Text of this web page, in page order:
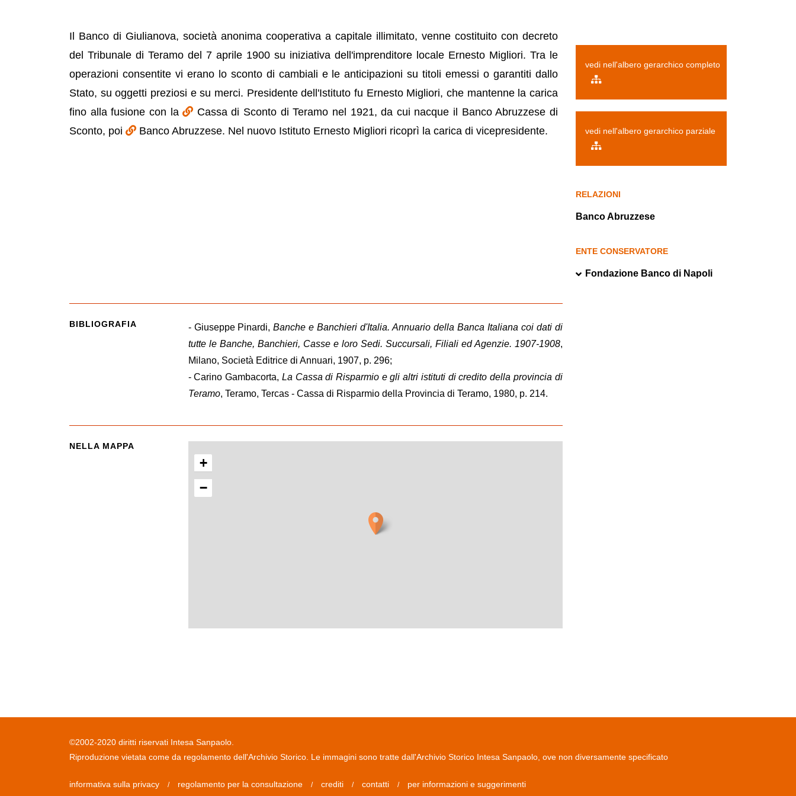
Il Banco di Giulianova, società anonima cooperativa a capitale illimitato, venne costituito con decreto
del Tribunale di Teramo del 7 aprile 1900 su iniziativa dell'imprenditore locale Ernesto Migliori. Tra le
operazioni consentite vi erano lo sconto di cambiali e le anticipazioni su titoli emessi o garantiti dallo
Stato, su oggetti preziosi e su merci. Presidente dell'Istituto fu Ernesto Migliori, che mantenne la carica
fino alla fusione con la
Cassa di Sconto di Teramo nel 1921, da cui nacque il Banco Abruzzese di
Sconto, poi
Banco Abruzzese. Nel nuovo Istituto Ernesto Migliori ricoprì la carica di vicepresidente.
vedi nell'albero gerarchico completo
vedi nell'albero gerarchico parziale
RELAZIONI
Banco Abruzzese
ENTE CONSERVATORE
Fondazione Banco di Napoli
BIBLIOGRAFIA - Giuseppe Pinardi,Banche e Banchieri d'Italia. Annuario della Banca Italiana coi dati di
tutte le Banche, Banchieri, Casse e loro Sedi. Succursali, Filiali ed Agenzie. 1907-1908,
Milano, Società Editrice di Annuari, 1907, p. 296;
- Carino Gambacorta, La Cassa di Risparmio e gli altri istituti di credito della provincia di
Teramo, Teramo, Tercas - Cassa di Risparmio della Provincia di Teramo, 1980, p. 214.
NELLA MAPPA
+
−
©2002-2020 diritti riservati Intesa Sanpaolo.
Riproduzione vietata come da regolamento dell'Archivio Storico. Le immagini sono tratte dall'Archivio Storico Intesa Sanpaolo, ove non diversamente specificato
informativa sulla privacy / regolamento per la consultazione / crediti / contatti / per informazioni e suggerimenti